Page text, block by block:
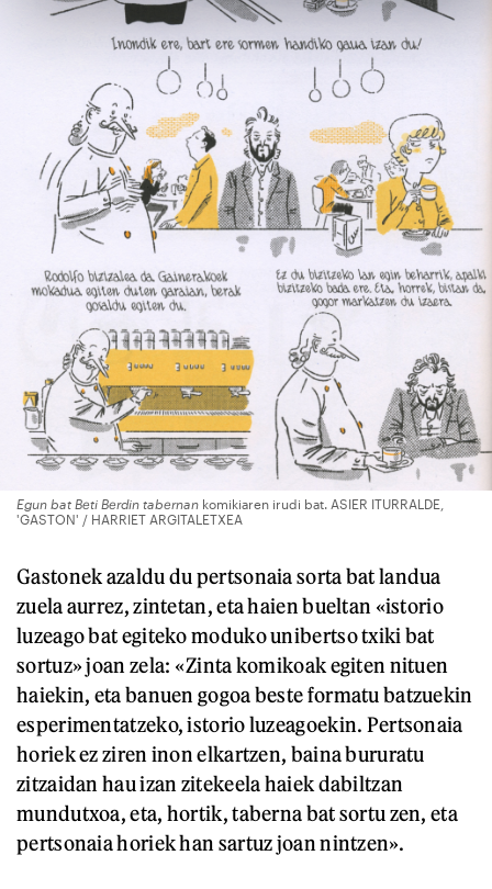
Egun bat Beti Berdin tabernan komikiaren irudi bat. ASIER ITURRALDE,
'GASTON' / HARRIET ARGITALETXEA
Gastonek azaldu du pertsonaia sorta bat landua
zuela aurrez, zintetan, eta haien bueltan «istorio
luzeago bat egiteko moduko unibertso txiki bat
sortuz» joan zela: «Zinta komikoak egiten nituen
haiekin, eta banuen gogoa beste formatu batzuekin
esperimentatzeko, istorio luzeagoekin. Pertsonaia
horiek ez ziren inon elkartzen, baina bururatu
zitzaidan hau izan zitekeela haiek dabiltzan
mundutxoa, eta, hortik, taberna bat sortu zen, eta
pertsonaia horiek han sartuz joan nintzen».